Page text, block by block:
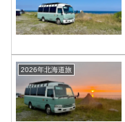
2026年北海道旅